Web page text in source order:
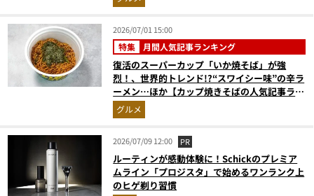
2026/07/01 15:00
特集 月間人気記事ランキング
復活のスーパーカップ「いか焼そば」が強
烈！、世界的トレンド!?“スワイシー味”の辛ラ
ーメン…ほか【カップ焼きそばの人気記事ラン
キングベスト3】（2026年5月版）
グルメ
2026/07/09 12:00 PR
ルーティンが感動体験に！Schickのプレミア
ムライン「プロジスタ」で始めるワンランク上
のヒゲ剃り習慣